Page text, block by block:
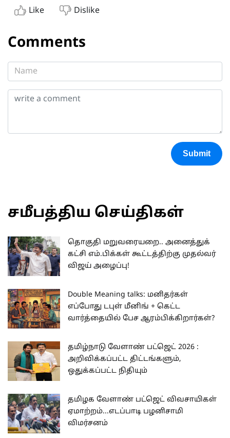
Like Dislike
Comments
Submit
சமீபத்திய செய்திகள்
தொகுதி மறுவரையறை.. அனைத்துக்
கட்சி எம்.பிக்கள் கூட்டத்திற்கு முதல்வர்
விஜய் அழைப்பு!
Double Meaning talks: மனிதர்கள்
எப்போது டபுள் மீனிங் + கெட்ட
வார்த்தையில் பேச ஆரம்பிக்கிறார்கள்?
தமிழ்நாடு வேளாண் பட்ஜெட் 2026 :
அறிவிக்கப்பட்ட திட்டங்களும்,
ஒதுக்கப்பட்ட நிதியும்
தமிழக வேளாண் பட்ஜெட் விவசாயிகள்
ஏமாற்றம்...எடப்பாடி பழனிசாமி
விமர்சனம்